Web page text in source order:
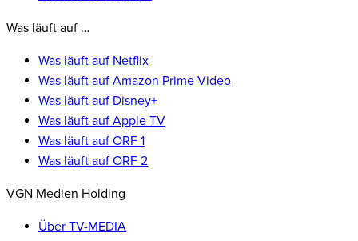
Was läuft auf …
Was läuft auf Netflix
Was läuft auf Amazon Prime Video
Was läuft auf Disney+
Was läuft auf Apple TV
Was läuft auf ORF 1
Was läuft auf ORF 2
VGN Medien Holding
Über TV-MEDIA